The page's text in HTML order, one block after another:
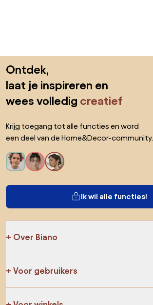
Ontdek,
laat je inspireren en
wees volledig creatief
Krijg toegang tot alle functies en word
een deel van de Home&Decor-community.
Ik wil alle functies!
Over Biano
Voor gebruikers